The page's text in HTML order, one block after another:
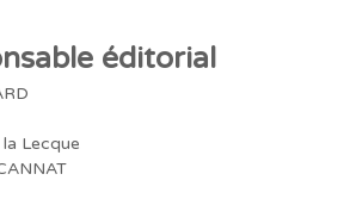
éditorial
Lecque